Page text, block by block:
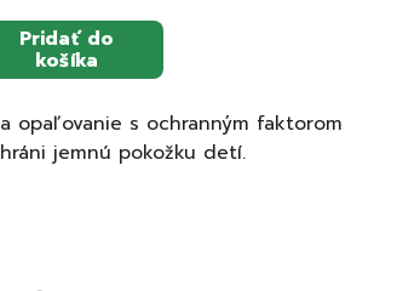
Pridať do
košíka
opaľovanie s ochranným faktorom
jemnú pokožku detí.